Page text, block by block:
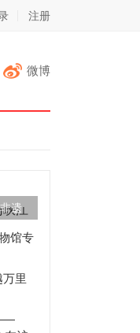
注册
微博
遗
馆专
里